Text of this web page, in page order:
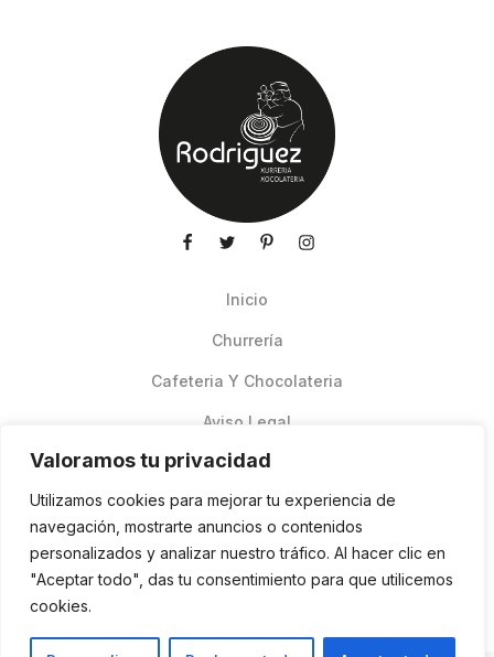
Valoramos tu privacidad
Utilizamos cookies para mejorar tu experiencia de
navegación, mostrarte anuncios o contenidos
personalizados y analizar nuestro tráfico. Al hacer clic en
"Aceptar todo", das tu consentimiento para que utilicemos
cookies.
Inicio
Churrería
Cafeteria Y Chocolateria
Aviso Legal
Pedidos Online Glovo
Contacto